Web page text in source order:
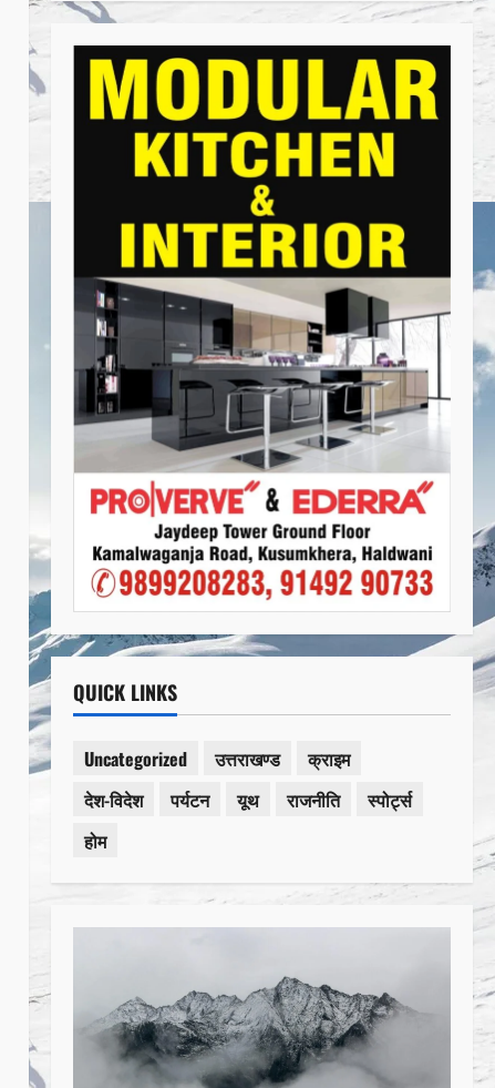
QUICK LINKS
Uncategorized उत्तराखण्ड
क्राइम
देश-विदेश
पर्यटन यूथ राजनीति
स्पोर्ट्स
होम